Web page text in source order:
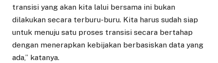
transisi yang akan kita lalui bersama ini bukan
dilakukan secara terburu-buru. Kita harus sudah siap
untuk menuju satu proses transisi secara bertahap
dengan menerapkan kebijakan berbasiskan data yang
ada,” katanya.